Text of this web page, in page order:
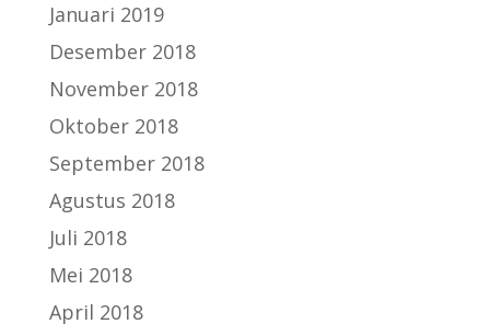
Januari 2019
Desember 2018
November 2018
Oktober 2018
September 2018
Agustus 2018
Juli 2018
Mei 2018
April 2018